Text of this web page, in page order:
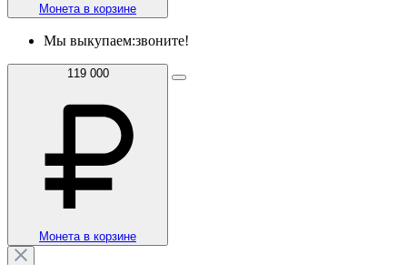
Монета в корзине
Мы выкупаем:звоните!
119 000
Монета в корзине